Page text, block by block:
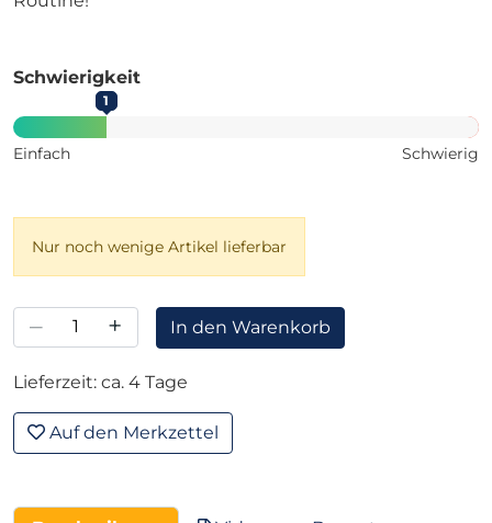
Schwierigkeit
1
Einfach Schwierig
Nur noch wenige Artikel lieferbar
– + In den Warenkorb
Lieferzeit: ca. 4 Tage
Auf den Merkzettel